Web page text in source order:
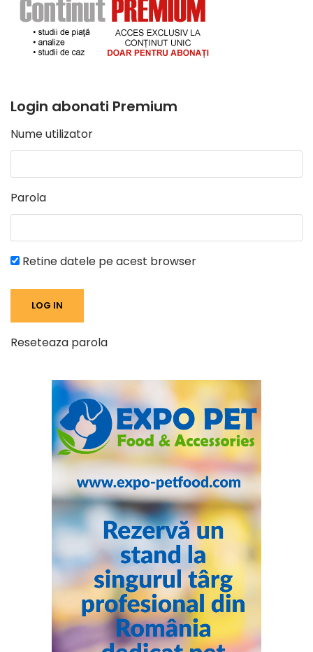
Login abonati Premium
Nume utilizator
Parola
Retine datele pe acest browser
Reseteaza parola